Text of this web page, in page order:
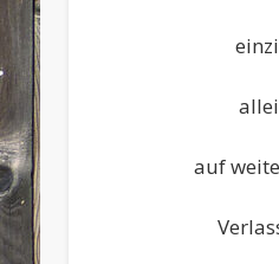
auf